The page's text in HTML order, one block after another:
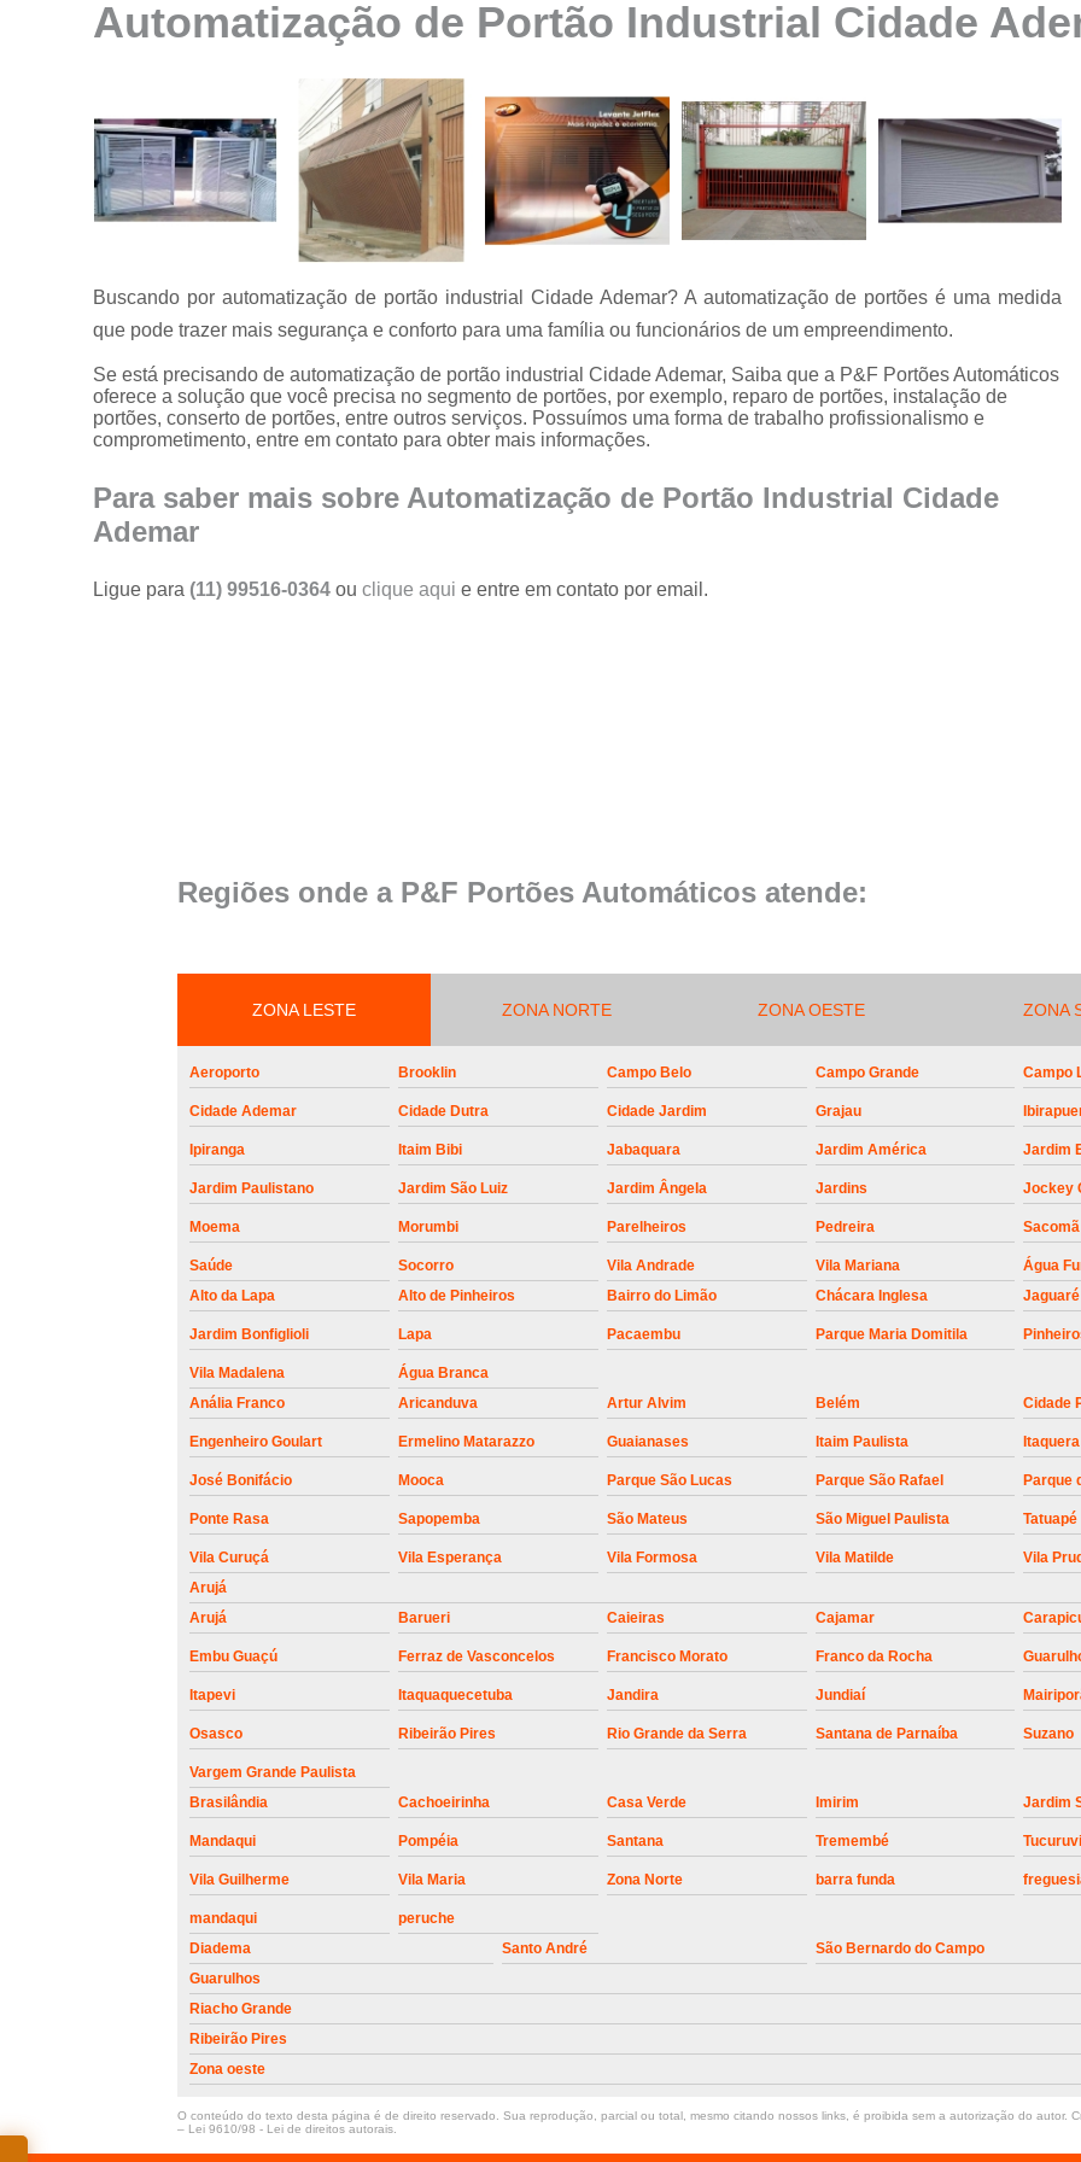
Instalação de
Instalação de
portões
Manutenção
de motores
Manutenção
de portões
Manutenção
em portões
Motores
usados para
portão
Reparo de
Serviço de
Serviço de
de aço de
central do
portões
roldanas e
rolamento de
portões
Automatização de Portão Ppa
Automatização para Portão
Automatizar Portão 2 Folhas
Conserto de Motor de
Conserto de Motor Portão
Conserto Motor Portão
Conserto Placa Motor de Portão
Conserto de Portão
Conserto de
Conserto de
Conserto de Portão Automático
Empresa de
Empresa de
Empresa de
Empresa de
Empresa de
Empresa de
Empresa para
Empresa para
Empresa para
Empresa para
Empresa para
Empresa para
Empresa para
Empresa para Instalação de Trava
Instalação de Motor de Portão
Instalação de Motor em Portão
Instalação de Motor para
Instalação de Motor
Instalação Motor Portão
Instalação de Motor de Portão
Instalação de
Instalação de Portão Automático
Instalação de Portão
Instalação de Portões
Conserto de Motor de
Manutenção de Motor de
Manutenção em Motor de
Manutenção Motor Portão Eletrônico
Manutenção de Portão
Automatização de Portão Industrial Cidade
Buscando por automatização de portão industrial Cidade Ademar? A automatização de portões é uma medida
que pode trazer mais segurança e conforto para uma família ou funcionários de um empreendimento.
Se está precisando de automatização de portão industrial Cidade Ademar, Saiba que a P&F Portões Automáticos
oferece a solução que você precisa no segmento de portões, por exemplo, reparo de portões, instalação de
portões, conserto de portões, entre outros serviços. Possuímos uma forma de trabalho profissionalismo e
comprometimento, entre em contato para obter mais informações.
Para saber mais sobre Automatização de Portão Industrial Cidade
Ademar
Ligue para (11) 99516-0364ouclique aqui e entre em contato por email.
Regiões onde a P&F Portões Automáticos atende:
ZONA LESTE ZONA NORTE ZONA OESTE ZONA
Aeroporto Brooklin Campo Belo Campo Grande Campo
Cidade Ademar Cidade Dutra Cidade Jardim Grajau
Ipiranga Itaim Bibi Jabaquara Jardim América Jardim
Jardim Paulistano Jardim São Luiz Jardim Ângela Jardins Jockey
Moema Morumbi Parelheiros Pedreira Sacomã
Saúde Socorro Vila Andrade Vila Mariana
Água
Alto da Lapa
Alto de Pinheiros Bairro do Limão Chácara Inglesa Jaguaré
Jardim Bonfiglioli Lapa Pacaembu Parque Maria Domitila
Vila Madalena
Água Branca
Anália Franco
Aricanduva Artur Alvim Belém Cidade
Engenheiro Goulart Ermelino Matarazzo Guaianases Itaim Paulista Itaquera
José Bonifácio Mooca Parque São Lucas Parque São Rafael Parque
Ponte Rasa Sapopemba São Mateus São Miguel Paulista Tatuapé
Vila Curuçá Vila Esperança Vila Formosa Vila Matilde Vila
Arujá
Arujá
Barueri Caieiras Cajamar
Embu Guaçú Ferraz de Vasconcelos Francisco Morato Franco da Rocha
Itapevi Itaquaquecetuba Jandira Jundiaí
Osasco Ribeirão Pires Rio Grande da Serra Santana de Parnaíba Suzano
Vargem Grande Paulista
Brasilândia
Cachoeirinha Casa Verde Imirim Jardim
Mandaqui Pompéia Santana Tremembé Tucuruvi
Vila Guilherme Vila Maria Zona Norte barra funda
mandaqui
peruche
Diadema
Santo André São Bernardo do Campo
Guarulhos
Riacho Grande
Ribeirão Pires
Zona oeste
O conteúdo do texto desta página é de direito reservado. Sua reprodução, parcial ou total, mesmo citando nossos links, é proibida sem a autorização do autor.
– Lei 9610/98 - Lei de direitos autorais.